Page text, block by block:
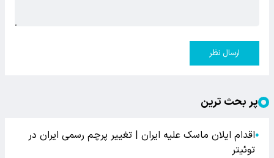
ارسال نظر
پر بحث ترین
●اقدام ایلان ماسک علیه ایران | تغییر پرچم رسمی ایران در
توئیتر